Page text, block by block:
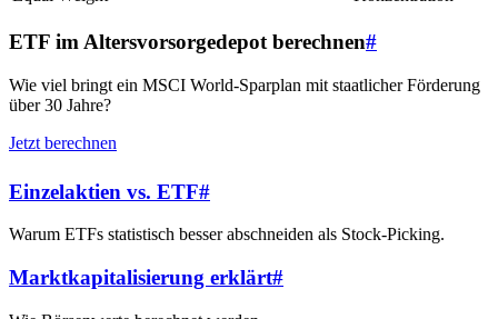
ETF im Altersvorsorgedepot berechnen#
Wie viel bringt ein MSCI World-Sparplan mit staatlicher Förderung
über 30 Jahre?
Jetzt berechnen
Einzelaktien vs. ETF#
Warum ETFs statistisch besser abschneiden als Stock-Picking.
Marktkapitalisierung erklärt#